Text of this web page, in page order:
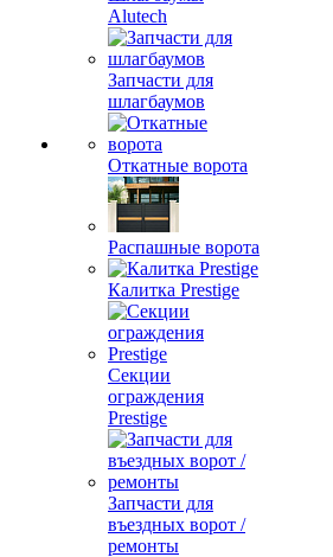
Alutech
Запчасти для
шлагбаумов
Откатные ворота
Распашные ворота
Калитка Prestige
Секции
ограждения
Prestige
Запчасти для
въездных ворот /
ремонты